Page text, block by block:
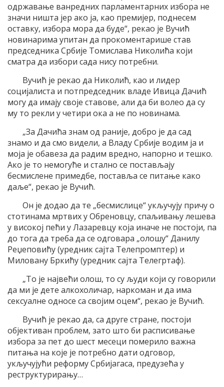
одржавање ванредних парламентарних избора не
значи ништа јер ако ја, као премијер, поднесем
оставку, избора мора да буде“, рекао је Вучић
новинарима упитан да прокоментарише став
председника Србије Томислава Николића који
сматра да избори сада нису потребни.
Вучић је рекао да Николић, као и лидер
социјалиста и потпредседник владе Ивица Дачић
могу да имају своје ставове, али да би волео да су
му то рекли у четири ока а не по новинама.
„За Дачића знам од раније, добро је да сад
знамо и да смо видели, а Владу Србије водим ја и
моја је обавеза да радим вредно, напорно и тешко.
Ако је то немогуће и стално се постављају
бесмислене примедбе, поставља се питање како
даље“, рекао је Вучић.
Он је додао да те „бесмислице“ укључују причу о
стотинама мртвих у Обреновцу, спаљивању лешева
у високој пећи у Лазаревцу која иначе не постоји, па
до тога да треба да се одговара „олошу“ Данилу
Реџеповићу (уредник сајта Телепромптер) и
Миловану Бркићу (уредник сајта Телегртаф).
„То је највећи олош, то су људи који су говорили
да ми је дете алкохоличар, наркоман и да има
сексуалне односе са својим оцем“, рекао је Вучић.
Вучић је рекао да, са друге стране, постоји
објективан проблем, зато што би расписивање
избора за пет до шест месеци померило важна
питања на које је потребно дати одговор,
укључујући реформу Србијагаса, предузећа у
реструктурирању…